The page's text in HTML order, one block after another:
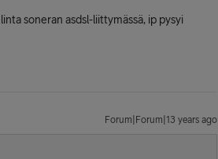
soneran asdsl-liittymässä, ip pysyi
Forum|Forum|13 years ago